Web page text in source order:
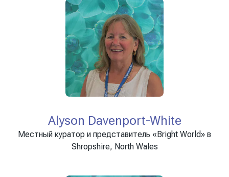
Alyson Davenport-White
Местный куратор и представитель «Bright World» в
Shropshire, North Wales